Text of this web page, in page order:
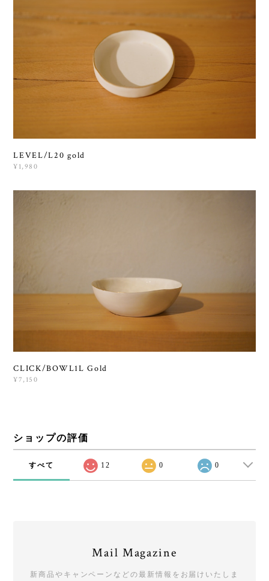
LEVEL/L20 gold
¥1,980
CLICK/BOWL1L Gold
¥7,150
ショップの評価
すべて 12 0 0
Mail Magazine
新商品やキャンペーンなどの最新情報をお届けいたしま